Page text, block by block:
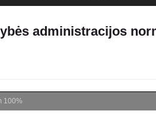
administracijos
100%